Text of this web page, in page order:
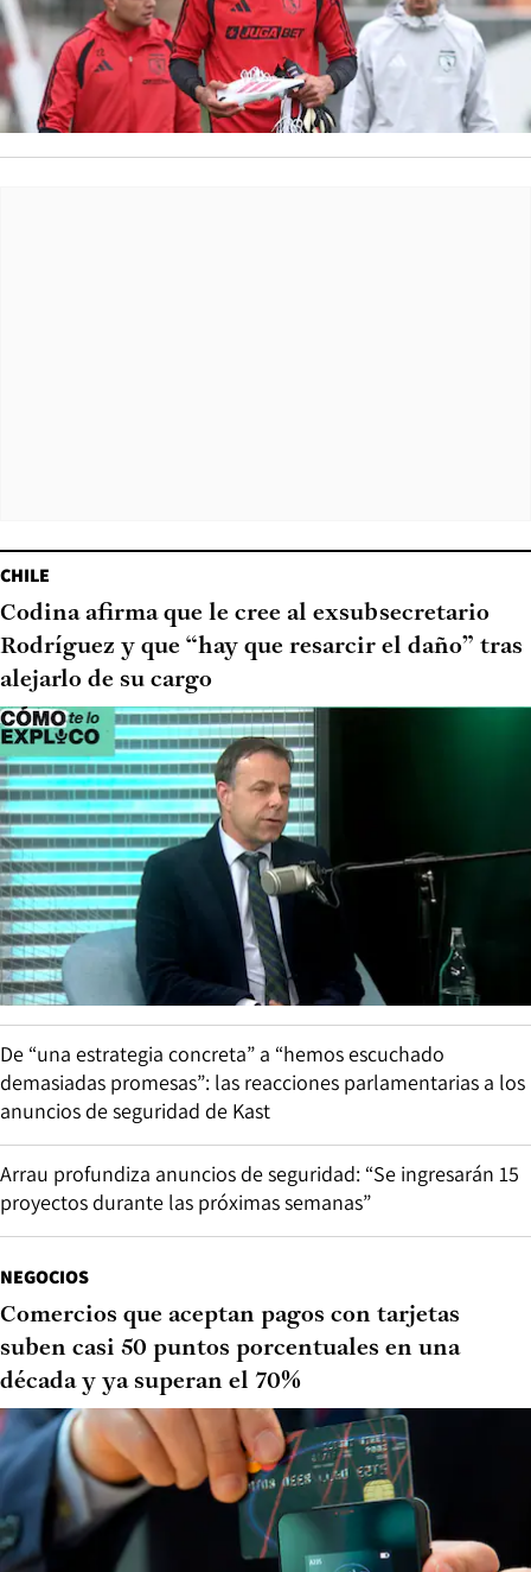
CHILE
Codina afirma que le cree al exsubsecretario
Rodríguez y que “hay que resarcir el daño” tras
alejarlo de su cargo
De “una estrategia concreta” a “hemos escuchado
demasiadas promesas”: las reacciones parlamentarias a los
anuncios de seguridad de Kast
Arrau profundiza anuncios de seguridad: “Se ingresarán 15
proyectos durante las próximas semanas”
NEGOCIOS
Comercios que aceptan pagos con tarjetas
suben casi 50 puntos porcentuales en una
década y ya superan el 70%